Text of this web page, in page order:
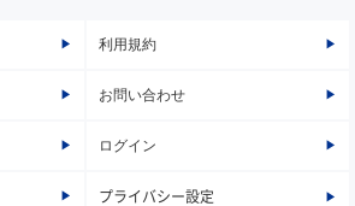
利用規約
お問い合わせ
ログイン
プライバシー設定